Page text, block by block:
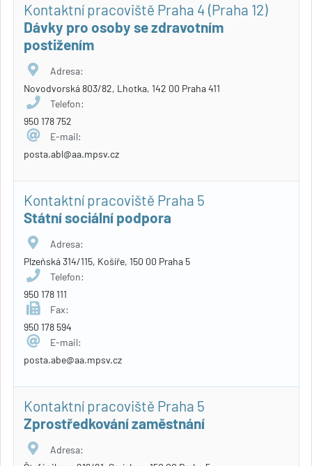
Kontaktní pracoviště Praha 4 (Praha 12)
Dávky pro osoby se zdravotním
postižením
Adresa:
Novodvorská 803/82, Lhotka, 142 00 Praha 411
Telefon:
950 178 752
E-mail:
posta.abl@aa.mpsv.cz
Kontaktní pracoviště Praha 5
Státní sociální podpora
Adresa:
Plzeňská 314/115, Košíře, 150 00 Praha 5
Telefon:
950 178 111
Fax:
950 178 594
E-mail:
posta.abe@aa.mpsv.cz
Kontaktní pracoviště Praha 5
Zprostředkování zaměstnání
Adresa: